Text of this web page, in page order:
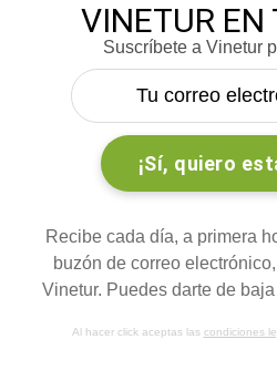
VINETUR EN
Suscríbete a Vinetur
Recibe cada día, a primera
buzón de correo
Vinetur. Puedes darte de
Al hacer click aceptas las condiciones